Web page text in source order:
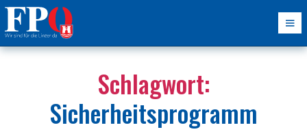
Schlagwort:
Sicherheitsprogramm